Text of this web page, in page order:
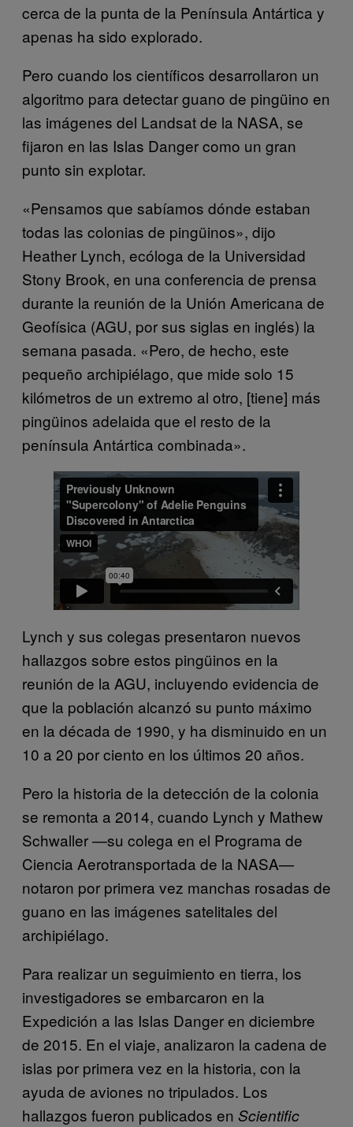
cerca de la punta de la Península Antártica y
apenas ha sido explorado.
Pero cuando los científicos desarrollaron un
algoritmo para detectar guano de pingüino en
las imágenes del Landsat de la NASA, se
fijaron en las Islas Danger como un gran
punto sin explotar.
«Pensamos que sabíamos dónde estaban
todas las colonias de pingüinos», dijo
Heather Lynch, ecóloga de la Universidad
Stony Brook, en una conferencia de prensa
durante la reunión de la Unión Americana de
Geofísica (AGU, por sus siglas en inglés) la
semana pasada. «Pero, de hecho, este
pequeño archipiélago, que mide solo 15
kilómetros de un extremo al otro, [tiene] más
pingüinos adelaida que el resto de la
península Antártica combinada».
Lynch y sus colegas presentaron nuevos
hallazgos sobre estos pingüinos en la
reunión de la AGU, incluyendo evidencia de
que la población alcanzó su punto máximo
en la década de 1990, y ha disminuido en un
10 a 20 por ciento en los últimos 20 años.
Pero la historia de la detección de la colonia
se remonta a 2014, cuando Lynch y Mathew
Schwaller —su colega en el Programa de
Ciencia Aerotransportada de la NASA—
notaron por primera vez manchas rosadas de
guano en las imágenes satelitales del
archipiélago.
Para realizar un seguimiento en tierra, los
investigadores se embarcaron en la
Expedición a las Islas Danger en diciembre
de 2015. En el viaje, analizaron la cadena de
islas por primera vez en la historia, con la
ayuda de aviones no tripulados. Los
hallazgos fueron publicados en Scientific